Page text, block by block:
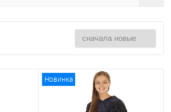
Новинка